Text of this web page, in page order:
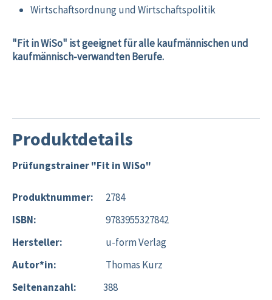
Wirtschaftsordnung und Wirtschaftspolitik
"Fit in WiSo" ist geeignet für alle kaufmännischen und
kaufmännisch-verwandten Berufe.
Produktdetails
Prüfungstrainer "Fit in WiSo"
Produktnummer:
ISBN:
Hersteller:
Autor*in:
2784
9783955327842
u-form Verlag
Thomas Kurz
Seitenanzahl:
388